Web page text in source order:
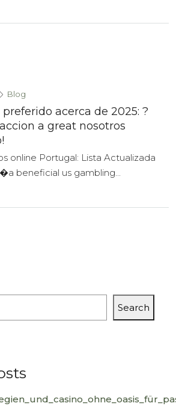
Blog
acerca de 2025: ?
a great nosotros
online Portugal: Lista Actualizada
beneficial us gambling...
Search